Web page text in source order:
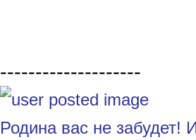
--------------------
Родина вас не забудет!